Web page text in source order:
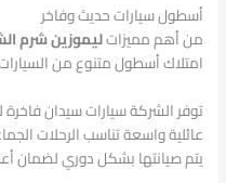
أسطول سيارات حديث وفاخر
من أهم مميزاتليموزين شرم
امتلاك أسطول متنوع من السيارات
توفر الشركة سيارات سيدان فاخرة
عائلية واسعة تناسب الرحلات
يتم صيانتها بشكل دوري لضمان